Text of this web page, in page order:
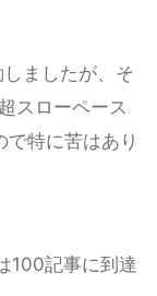
ましたが、そ
スローペース
で特に苦はあり
100記事に到達